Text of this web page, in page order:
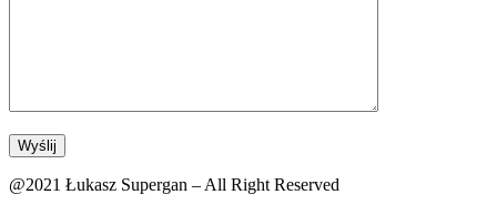
@2021 Łukasz Supergan – All Right Reserved